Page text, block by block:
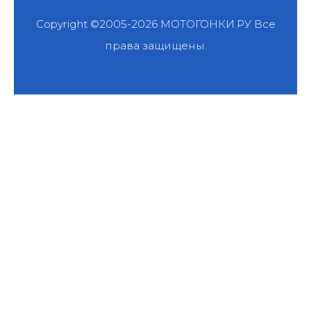
Copyright ©2005-2026 МОТОГОНКИ.РУВсе
права защищены.